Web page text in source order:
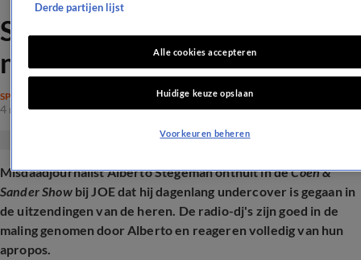
Slinkse Alberto Stegeman
neemt radio-dj's in de maling
SPRAAKMAKEND
4 mrt 2026, 21:27
Misdaadjournalist Alberto Stegeman onthult in deCoen &
Sander Showbij JOE dat hij dagenlang undercover is gegaan in
de uitzendingen van de heren. De radio-dj's zijn goed in de
maling genomen door Alberto en reageren volledig van hun
apropos.
Derde partijen lijst
Alle cookies accepteren
Huidige keuze opslaan
Voorkeuren beheren